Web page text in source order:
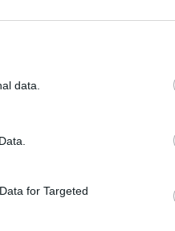
data.
for Targeted
βάσει
Ηνωμένο Βασίλειο